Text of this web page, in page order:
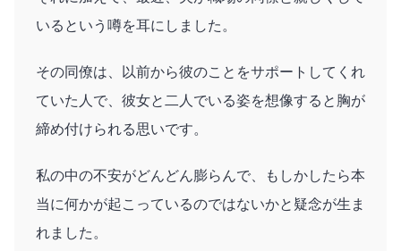
いるという噂を耳にしました。
その同僚は、以前から彼のことをサポートしてくれ
ていた人で、彼女と二人でいる姿を想像すると胸が
締め付けられる思いです。
私の中の不安がどんどん膨らんで、もしかしたら本
当に何かが起こっているのではないかと疑念が生ま
れました。